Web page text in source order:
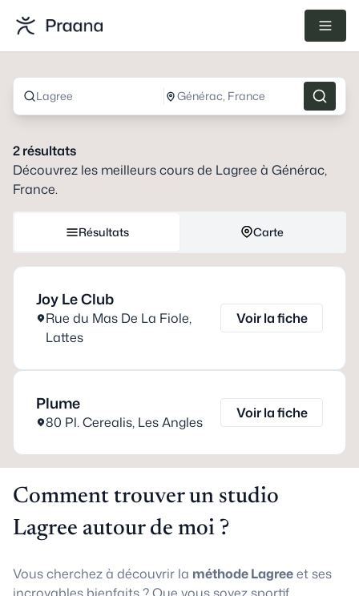
Lagree Générac, France
2résultats
Découvrez les meilleurs cours de Lagree à Générac,
France.
Résultats Carte
Joy Le Club
Rue du Mas De La Fiole,
Lattes
Voir la fiche
Plume
80 Pl. Cerealis, Les Angles
Voir la fiche
Comment trouver un studio
Lagree autour de moi ?
Vous cherchez à découvrir la méthode Lagreeet ses